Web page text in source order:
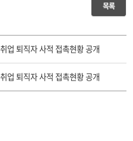
목록
업 퇴직자 사적 접촉현황 공개
업 퇴직자 사적 접촉현황 공개